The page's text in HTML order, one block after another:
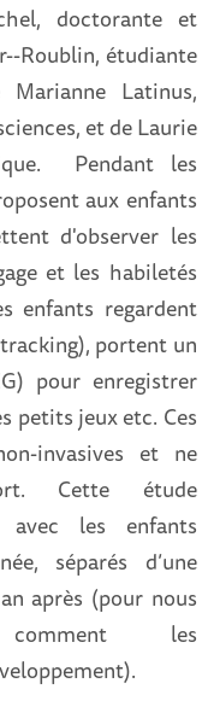
doctorante et
Roublin, étudiante
Latinus,
et de Laurie
Pendant les
aux enfants
d'observer les
et les habiletés
enfants regardent
portent un
pour enregistrer
petits jeux etc. Ces
invasives et ne
Cette étude
avec les enfants
séparés d’une
après (pour nous
les